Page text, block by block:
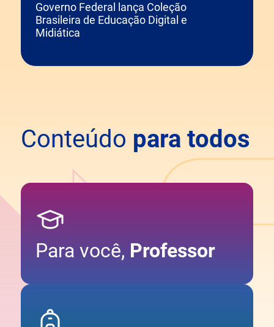
Governo Federal lança Coleção
Brasileira de Educação Digital e
Midiática
Conteúdo para todos
Para você, Professor